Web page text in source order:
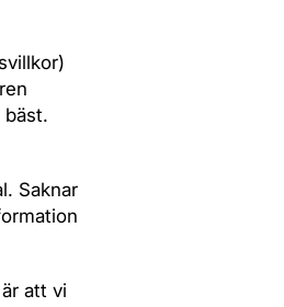
bäst.
Saknar
att vi